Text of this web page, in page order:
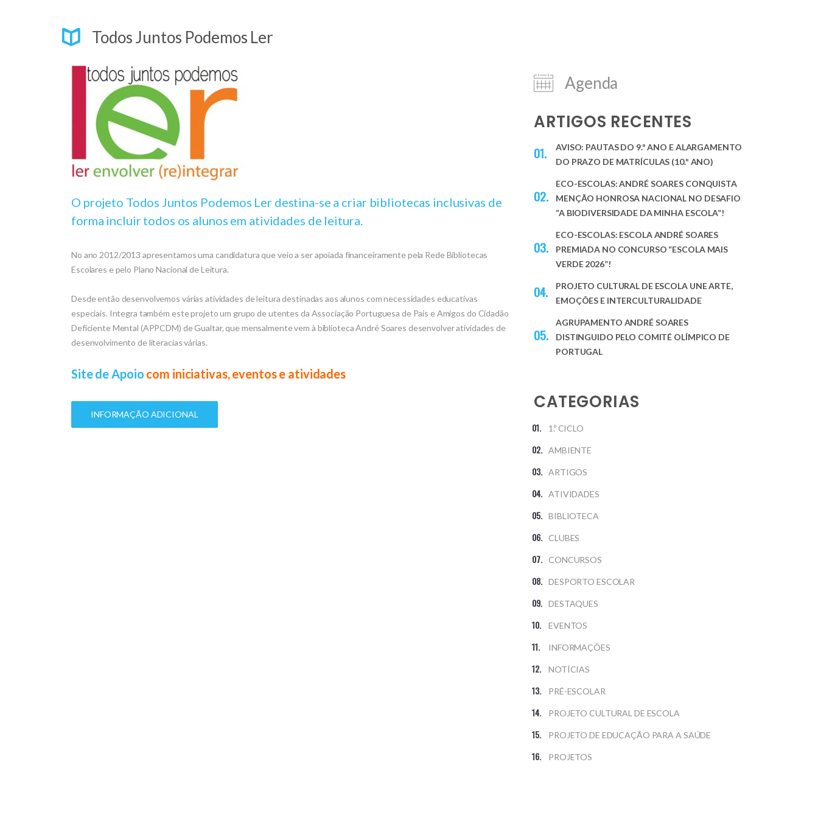
Todos Juntos Podemos Ler
O projeto Todos Juntos Podemos Ler destina-se a criar bibliotecas inclusivas de
forma incluir todos os alunos em atividades de leitura.
No ano 2012/2013 apresentamos uma candidatura que veio a ser apoiada financeiramente pela Rede Bibliotecas
Escolares e pelo Plano Nacional de Leitura.
Desde então desenvolvemos várias atividades de leitura destinadas aos alunos com necessidades educativas
especiais. Integra também este projeto um grupo de utentes da Associação Portuguesa de Pais e Amigos do Cidadão
Deficiente Mental (APPCDM) de Gualtar, que mensalmente vem à biblioteca André Soares desenvolver atividades de
desenvolvimento de literacias várias.
Site de Apoio com iniciativas, eventos e atividades
INFORMAÇÃO ADICIONAL
Agenda
ARTIGOS RECENTES
AVISO: PAUTAS DO 9.º ANO E ALARGAMENTO
DO PRAZO DE MATRÍCULAS (10.º ANO)
ECO-ESCOLAS: ANDRÉ SOARES CONQUISTA
MENÇÃO HONROSA NACIONAL NO DESAFIO
“A BIODIVERSIDADE DA MINHA ESCOLA”!
ECO-ESCOLAS: ESCOLA ANDRÉ SOARES
PREMIADA NO CONCURSO “ESCOLA MAIS
VERDE 2026”!
PROJETO CULTURAL DE ESCOLA UNE ARTE,
EMOÇÕES E INTERCULTURALIDADE
AGRUPAMENTO ANDRÉ SOARES
DISTINGUIDO PELO COMITÉ OLÍMPICO DE
PORTUGAL
CATEGORIAS
1.º CICLO
AMBIENTE
ARTIGOS
ATIVIDADES
BIBLIOTECA
CLUBES
CONCURSOS
DESPORTO ESCOLAR
DESTAQUES
EVENTOS
INFORMAÇÕES
NOTÍCIAS
PRÉ-ESCOLAR
PROJETO CULTURAL DE ESCOLA
PROJETO DE EDUCAÇÃO PARA A SAÚDE
PROJETOS